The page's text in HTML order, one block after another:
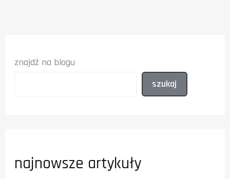
znajdź na blogu
szukaj
najnowsze artykuły